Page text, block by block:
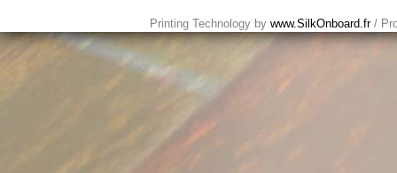
Printing Technology bywww.SilkOnboard.fr /